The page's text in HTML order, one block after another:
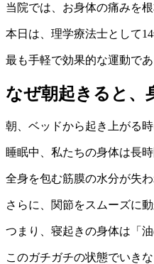
当院では、お身体の痛みを
本日は、理学療法士として
最も手軽で効果的な運動で
なぜ朝起きると、
朝、ベッドから起き上がる
睡眠中、私たちの身体は長
全身を包む筋膜の水分が失
さらに、関節をスムーズに
つまり、寝起きの身体は「
このガチガチの状態でいき